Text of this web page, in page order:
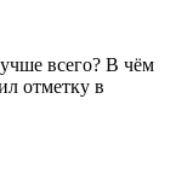
всего? В чём
отметку в